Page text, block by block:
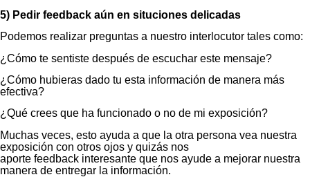
5) Pedir feedback aún en situciones delicadas
Podemos realizar preguntas a nuestro interlocutor tales como:
¿Cómo te sentiste después de escuchar este mensaje?
¿Cómo hubieras dado tu esta información de manera más
efectiva?
¿Qué crees que ha funcionado o no de mi exposición?
Muchas veces, esto ayuda a que la otra persona vea nuestra
exposición con otros ojos y quizás nos
aporte feedback interesante que nos ayude a mejorar nuestra
manera de entregar la información.